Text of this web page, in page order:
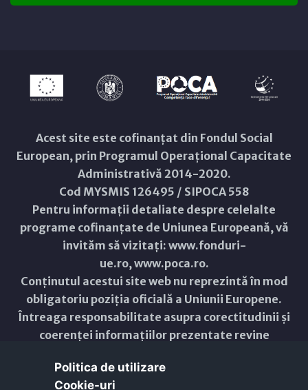
Acest site este cofinanțat din Fondul Social
European, prin Programul Operațional Capacitate
Administrativă 2014-2020.
Cod MYSMIS 126495 / SIPOCA 558
Pentru informații detaliate despre celelalte
programe cofinanțate de Uniunea Europeană, vă
invităm să vizitați: www.fonduri-
ue.ro,www.poca.ro.
Conținutul acestui site web nu reprezintă în mod
obligatoriu poziția oficială a Uniunii Europene.
Întreaga responsabilitate asupra corectitudinii și
coerenței informațiilor prezentate revine
Politica de utilizare
Cookie-uri‎